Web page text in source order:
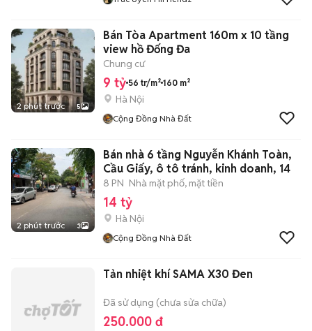
2 phút trước 5
Bán Tòa Apartment 160m x 10 tầng
view hồ Đống Đa
Chung cư
9 tỷ 56 tr/m² 160 m²
Hà Nội
Cộng Đồng Nhà Đất
2 phút trước 3
Bán nhà 6 tầng Nguyễn Khánh Toàn,
Cầu Giấy, ô tô tránh, kinh doanh, 14
8 PN Nhà mặt phố, mặt tiền
14 tỷ
Hà Nội
Cộng Đồng Nhà Đất
Tản nhiệt khí SAMA X30 Đen
Đã sử dụng (chưa sửa chữa)
250.000 đ